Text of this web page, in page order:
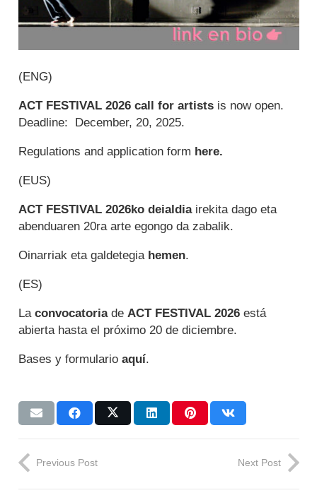
(ENG)
ACT FESTIVAL 2026 call for artistsis now open.
Deadline: December, 20, 2025.
Regulations and application form here.
(EUS)
ACT FESTIVAL 2026ko deialdiairekita dago eta
abenduaren 20ra arte egongo da zabalik.
Oinarriak eta galdetegia hemen.
(ES)
La convocatoriade ACT FESTIVAL 2026está
abierta hasta el próximo 20 de diciembre.
Bases y formulario aquí.
Previous Post Next Post